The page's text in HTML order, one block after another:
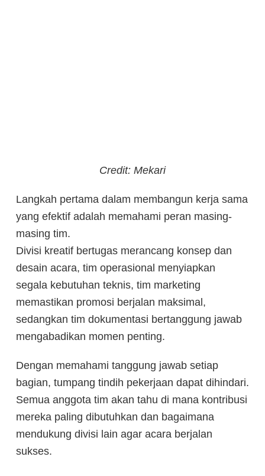
Credit: Mekari
Langkah pertama dalam membangun kerja sama
yang efektif adalah memahami peran masing-
masing tim.
Divisi kreatif bertugas merancang konsep dan
desain acara, tim operasional menyiapkan
segala kebutuhan teknis, tim marketing
memastikan promosi berjalan maksimal,
sedangkan tim dokumentasi bertanggung jawab
mengabadikan momen penting.
Dengan memahami tanggung jawab setiap
bagian, tumpang tindih pekerjaan dapat dihindari.
Semua anggota tim akan tahu di mana kontribusi
mereka paling dibutuhkan dan bagaimana
mendukung divisi lain agar acara berjalan
sukses.